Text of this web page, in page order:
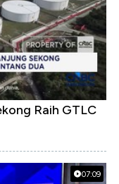
Raih GTLC
07:09